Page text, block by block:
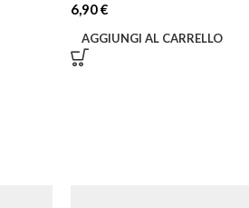
6,90€
AGGIUNGI AL CARRELLO